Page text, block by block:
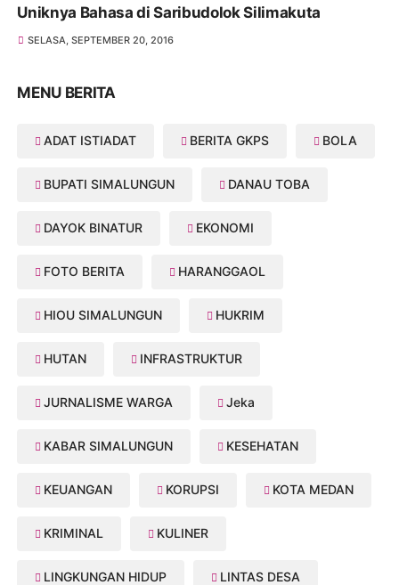
Uniknya Bahasa di Saribudolok Silimakuta
SELASA, SEPTEMBER 20, 2016
MENU BERITA
ADAT ISTIADAT BERITA GKPS BOLA
BUPATI SIMALUNGUN DANAU TOBA
DAYOK BINATUR EKONOMI
FOTO BERITA HARANGGAOL
HIOU SIMALUNGUN HUKRIM
HUTAN INFRASTRUKTUR
JURNALISME WARGA Jeka
KABAR SIMALUNGUN KESEHATAN
KEUANGAN KORUPSI KOTA MEDAN
KRIMINAL KULINER
LINGKUNGAN HIDUP LINTAS DESA